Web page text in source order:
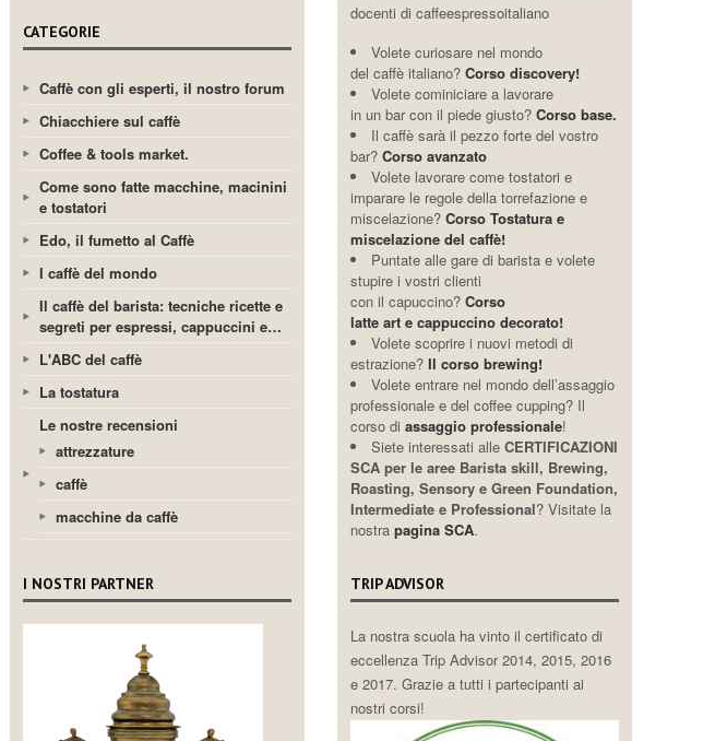
CATEGORIE
Caffè con gli esperti, il nostro forum
Chiacchiere sul caffè
Coffee & tools market.
Come sono fatte macchine, macinini
e tostatori
Edo, il fumetto al Caffè
I caffè del mondo
Il caffè del barista: tecniche ricette e
segreti per espressi, cappuccini e…
L'ABC del caffè
La tostatura
Le nostre recensioni
attrezzature
caffè
macchine da caffè
I NOSTRI PARTNER
docenti di caffeespressoitaliano
Volete curiosare nel mondo
del caffè italiano?Corso discovery!
Volete cominiciare a lavorare
in un bar con il piede giusto? Corso base.
Il caffè sarà il pezzo forte del vostro
bar? Corso avanzato
Volete lavorare come tostatori e
imparare le regole della torrefazione e
miscelazione? Corso Tostatura e
miscelazione del caffè!
Puntate alle gare di barista e volete
stupire i vostri clienti
con il capuccino? Corso
latte art e cappuccino decorato!
Volete scoprire i nuovi metodi di
estrazione? Il corso brewing!
Volete entrare nel mondo dell’assaggio
professionale e del coffee cupping? Il
corso di assaggio professionale!
Siete interessati alle CERTIFICAZIONI
SCA per le aree Barista skill, Brewing,
Roasting, Sensory e Green Foundation,
Intermediate e Professional? Visitate la
nostra pagina SCA.
TRIP ADVISOR
La nostra scuola ha vinto il certificato di
eccellenza Trip Advisor 2014, 2015, 2016
e 2017. Grazie a tutti i partecipanti ai
nostri corsi!